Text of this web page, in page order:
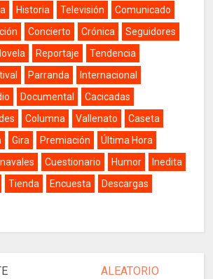
Historia Televisión
Comunicado
Concierto Crónica
Seguidores
Reportaje
Tendencia
Parranda
Internacional
Documental
Cacicadas
Columna Vallenato
Caseta
Gira Premiación
Última Hora
Cuestionario Humor
Inedita
Tienda Encuesta
Descargas
ALEATORIO